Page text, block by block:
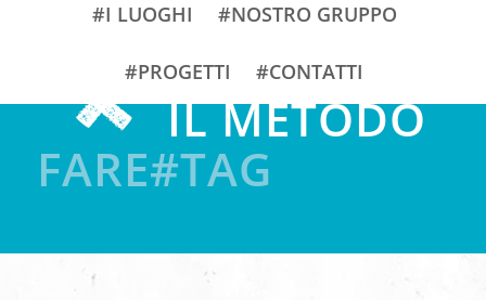
#I LUOGHI #NOSTRO GRUPPO
#PROGETTI #CONTATTI
IL METODO
FARE#TAG